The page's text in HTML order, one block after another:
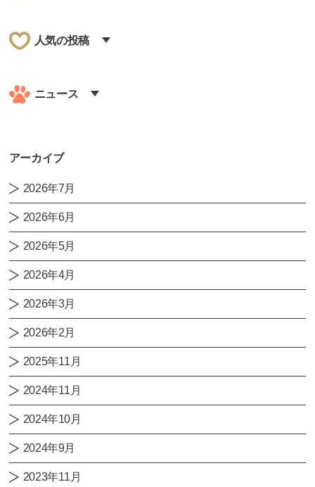
人気の投稿
ニュース
アーカイブ
2026年7月
2026年6月
2026年5月
2026年4月
2026年3月
2026年2月
2025年11月
2024年11月
2024年10月
2024年9月
2023年11月